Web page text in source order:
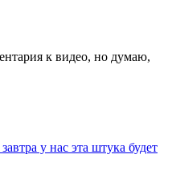
к видео, но думаю,
у нас эта штука будет